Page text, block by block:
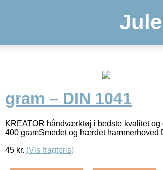
gram – DIN 1041
KREATOR håndværktøj i bedste kvalitet
400 gramSmedet og hærdet
45 kr. (Vis fragtpris)